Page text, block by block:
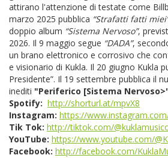
attirano l'attenzione di testate come
marzo 2025 pubblica “Strafatti fatti
doppio album “Sistema Nervoso”,
2026. Il 9 maggio segue “DADA”,
un brano elettronico e corrosivo che
e visionario di Kukla. Il 20 giugno Kukla
Presidente”. Il 19 settembre pubblica il
inediti "Periferico [Sistema
Spotify: http://shorturl.at/mpvX8
Instagram: https://
Tik Tok: http://tiktok.com/
YouTube: https://www.youtube.com/
Facebook: http://facebook.com/